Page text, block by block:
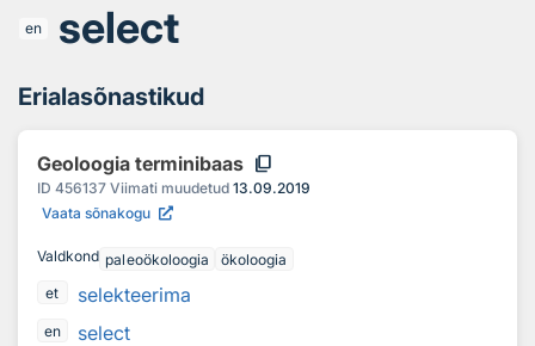
en select
Erialasõnastikud
Geoloogia terminibaas content_copy
ID 456137 Viimati muudetud 13.09.2019
Vaata sõnakogu
Valdkond paleoökoloogia
ökoloogia
et
selekteerima
en
select